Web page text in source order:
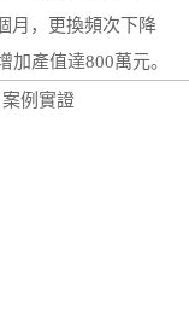
月，更換頻次下降
加產值達800萬元。